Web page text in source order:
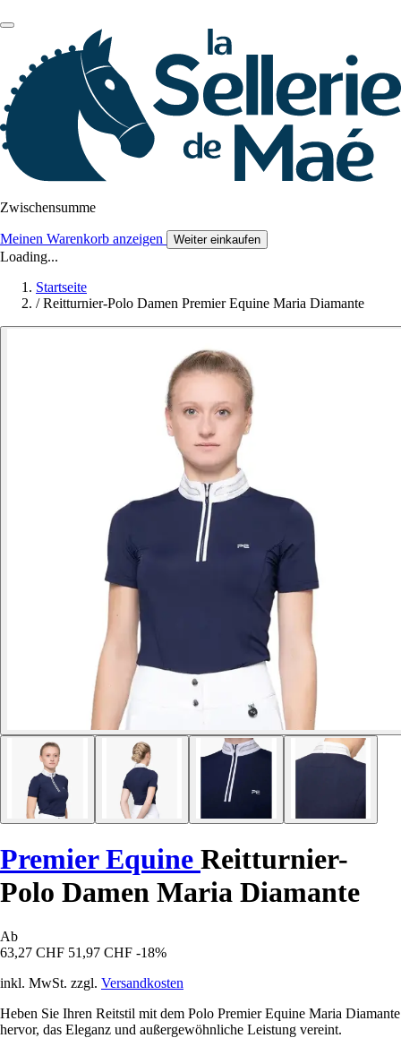
Zwischensumme
Meinen Warenkorb anzeigen Weiter einkaufen
Loading...
Startseite
/ Reitturnier-Polo Damen Premier Equine Maria Diamante
Premier Equine Reitturnier-
Polo Damen Maria Diamante
Ab
63,27 CHF 51,97 CHF -18%
inkl. MwSt. zzgl. Versandkosten
Heben Sie Ihren Reitstil mit dem Polo Premier Equine Maria Diamante
hervor, das Eleganz und außergewöhnliche Leistung vereint.